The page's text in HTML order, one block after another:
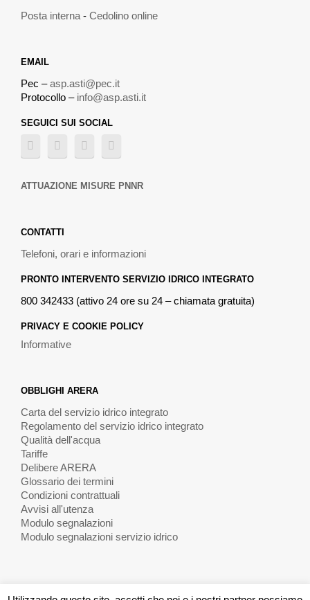
Posta interna -Cedolino online
EMAIL
Pec –asp.asti@pec.it
Protocollo – info@asp.asti.it
SEGUICI SUI SOCIAL
ATTUAZIONE MISURE PNNR
CONTATTI
Telefoni, orari e informazioni
PRONTO INTERVENTO SERVIZIO IDRICO INTEGRATO
800 342433 (attivo 24 ore su 24 – chiamata gratuita)
PRIVACY E COOKIE POLICY
Informative
OBBLIGHI ARERA
Carta del servizio idrico integrato
Regolamento del servizio idrico integrato
Qualità dell'acqua
Tariffe
Delibere ARERA
Glossario dei termini
Condizioni contrattuali
Avvisi all'utenza
Modulo segnalazioni
Modulo segnalazioni servizio idrico